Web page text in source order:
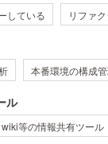
している リファ
本番環境の構成
ル
wiki等の情報共有ツール